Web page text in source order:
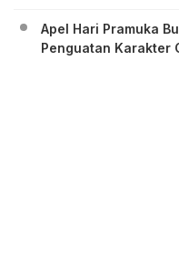
Apel Hari Pramuka
Penguatan Karakter